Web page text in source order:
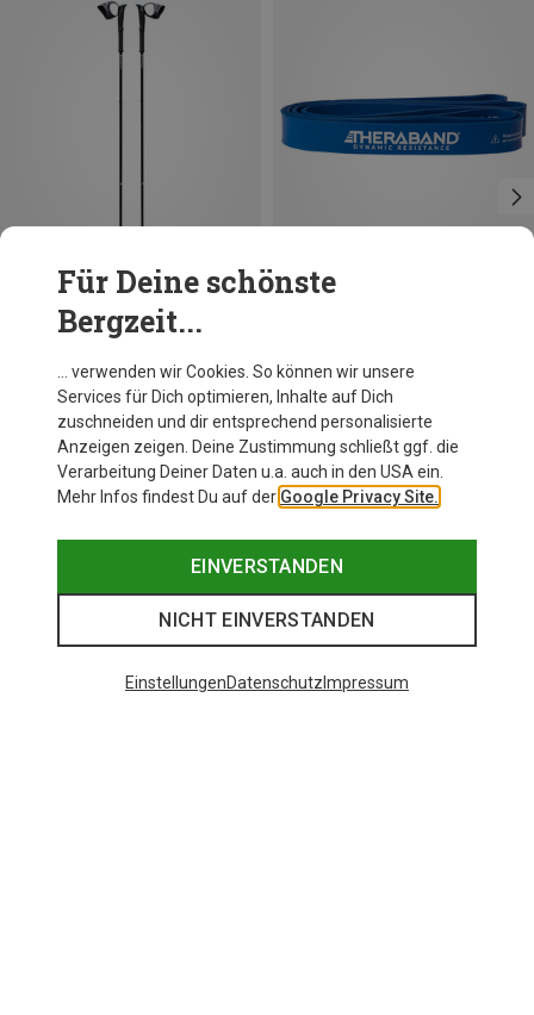
Du sparst 13%
Für Deine schönste
Bergzeit...
… verwenden wir Cookies. So können wir unsere
Services für Dich optimieren, Inhalte auf Dich
zuschneiden und dir entsprechend personalisierte
Anzeigen zeigen. Deine Zustimmung schließt ggf. die
Verarbeitung Deiner Daten u.a. auch in den USA ein.
Mehr Infos findest Du auf der Google Privacy Site.
EINVERSTANDEN
NICHT EINVERSTANDEN
EinstellungenDatenschutz Impressum